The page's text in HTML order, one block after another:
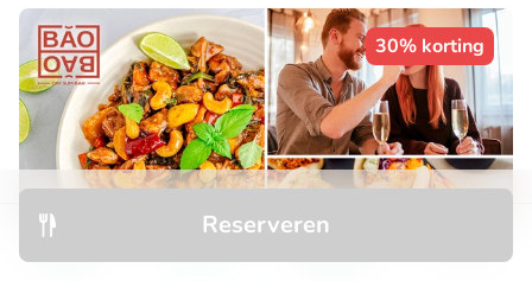
Reserveren
30% korting